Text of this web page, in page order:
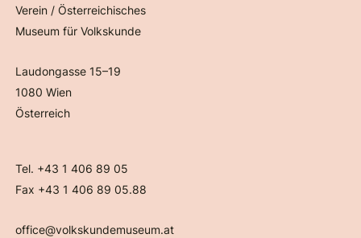
Verein / Österreichisches
Museum für Volkskunde
Laudongasse 15–19
1080 Wien
Österreich
Tel. +43 1 406 89 05
Fax +43 1 406 89 05.88
office@volkskundemuseum.at